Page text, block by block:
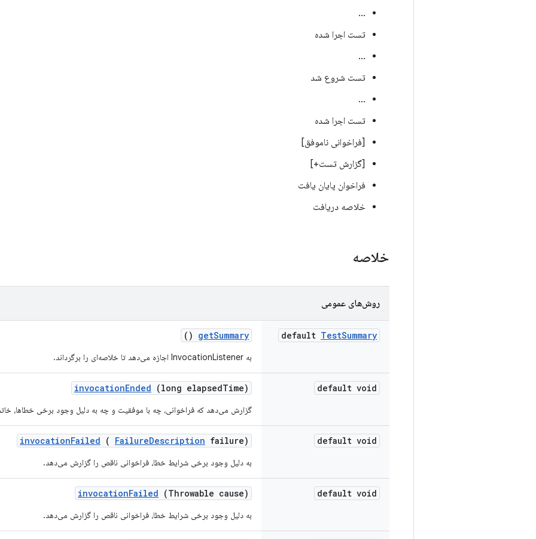
...
تست اجرا شده
...
تست شروع شد
...
تست اجرا شده
[فراخوانی ناموفق]
[گزارش تست+]
فراخوان پایان یافت
خلاصه دریافت
خلاصه
روش‌های عمومی
default TestSummary
getSummary
()
به InvocationListener اجازه می‌دهد تا خلاصه‌ای را برگرداند.
default void
invocationEnded (long elapsedTime)
گزارش می‌دهد که فراخوانی، چه با موفقیت و چه به دلیل وجود برخی خطاها،
default void
invocationFailed ( FailureDescription failure)
به دلیل وجود برخی شرایط خطا، فراخوانی ناقص را گزارش می‌دهد.
default void
invocationFailed (Throwable cause)
به دلیل وجود برخی شرایط خطا، فراخوانی ناقص را گزارش می‌دهد.